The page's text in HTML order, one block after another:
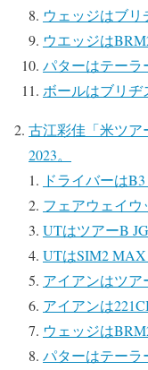
ウェッジはブリ
ウエッジは
パターはテーラ
ボールはブリヂ
古江彩佳「米ツ
2023。
ドライバーはB3
フェアウェイウ
UTはツアーB
UTはSIM2
アイアンはツア
アイアンは
ウェッジは
パターはテーラ